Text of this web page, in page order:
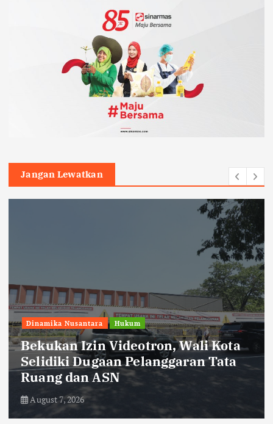
Jangan Lewatkan
Dinamika Nusantara Hukum
Bekukan Izin Videotron, Wali Kota
Selidiki Dugaan Pelanggaran Tata
Ruang dan ASN
August 7, 2026